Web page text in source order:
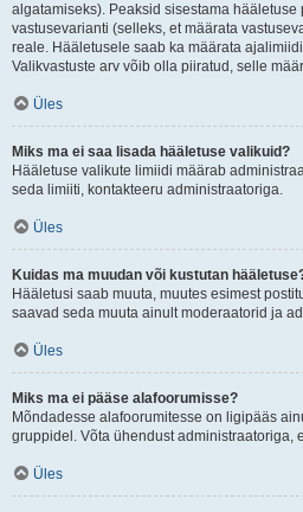
algatamiseks). Peaksid sisestama
vastusevarianti (selleks, et määrata
reale. Hääletusele saab ka määrata
Valikvastuste arv võib olla piiratud, selle
Üles
Miks ma ei saa lisada hääletuse valikuid?
Hääletuse valikute limiidi määrab
seda limiiti, kontakteeru administraatoriga.
Üles
Kuidas ma muudan või kustutan
Hääletusi saab muuta, muutes esimest
saavad seda muuta ainult moderaatorid ja
Üles
Miks ma ei pääse alafoorumisse?
Mõndadesse alafoorumitesse on ligipääs
gruppidel. Võta ühendust administraatoriga,
Üles